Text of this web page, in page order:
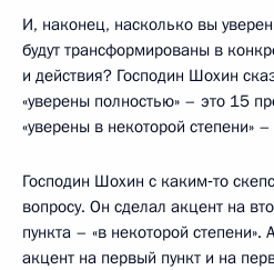
И, наконец, насколько вы
будут трансформированы в
и действия? Господин Шохин
«уверены полностью» – это 15
«уверены в некоторой степени»
Господин Шохин с каким‑то
вопросу. Он сделал акцент на
пункта – «в некоторой степени».
акцент на первый пункт и на